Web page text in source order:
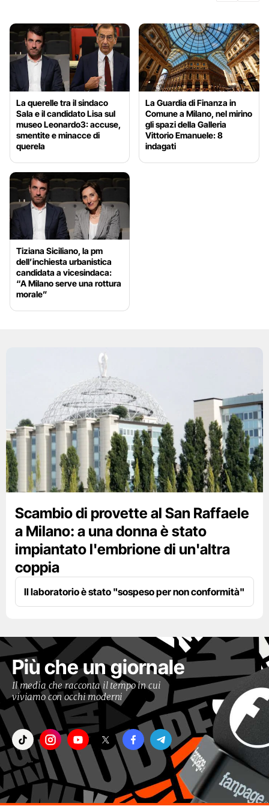
La querelle tra il sindaco
Sala e il candidato Lisa sul
museo Leonardo3: accuse,
smentite e minacce di
querela
La Guardia di Finanza in
Comune a Milano, nel mirino
gli spazi della Galleria
Vittorio Emanuele: 8
indagati
Tiziana Siciliano, la pm
dell’inchiesta urbanistica
candidata a vicesindaca:
“A Milano serve una rottura
morale”
Scambio di provette al San Raffaele
a Milano: a una donna è stato
impiantato l'embrione di un'altra
coppia
Il laboratorio è stato "sospeso per non conformità"
Più che un giornale
Il media che racconta il tempo in cui
viviamo con occhi moderni